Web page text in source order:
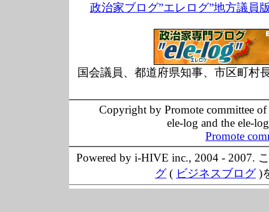
政治家ブログ”エレログ”地方議員
国会議員、都道府県知事、市区町村
Copyright by Promote committee
ele-log and the ele-
Promote
Powered by i-HIVE inc., 2004 - 2007.
グ( ビジネスブログ)